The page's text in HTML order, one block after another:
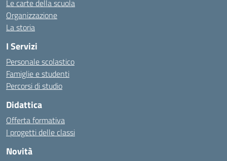
Le carte della scuola
Organizzazione
La storia
I Servizi
Personale scolastico
Famiglie e studenti
Percorsi di studio
Didattica
Offerta formativa
I progetti delle classi
Novità